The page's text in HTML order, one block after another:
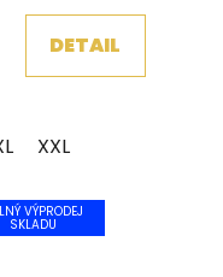
z
DETAIL
XXL
VÝPRODEJ
SKLADU